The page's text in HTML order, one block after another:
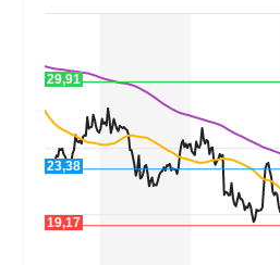
BO-Musterdepots
Experten
Mein B:O
23,38
19,17
29,91